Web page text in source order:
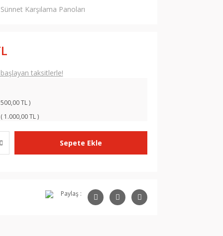
Sünnet Karşılama Panoları
taksitlerle!
TL )
1.000,00 TL )
Sepete Ekle
Paylaş :